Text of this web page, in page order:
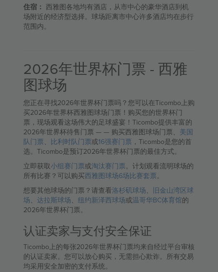
住宿： 西雅图各地均有酒店，从市中心的豪华酒店到机
场附近的经济型选择。球场距离市中心许多酒店均在步行
范围内。
2026年世界杯门票 - 西雅
图球场
您正在寻找2026年世界杯门票吗？您可以在Ticombo上购
买2026年世界杯西雅图球场门票！购买您的世界杯门
票，现场观看这场伟大的足球盛宴！Ticombo提供丰富的
2026年世界杯待售门票 — — 购买西雅图球场门票、 美国
队门票、 比利时队门票或16强赛门票 ，Ticombo是您的首
选。Ticombo是预订2026年世界杯门票的最佳方式。
立即获取小组赛门票或淘汰赛门票。计划观看流明球场的
所有比赛？可以购买西雅图球场6场比赛套票。
想要其他球场的门票？请查看洛杉矶球场、
旧金山湾区球
场、 达拉斯球场、 纽约新泽西球场或温哥华BC体育馆的
2026年世界杯门票。
认证卖家与支付安全保证
Ticombo上的每张2026年世界杯门票均来自经过平台审核
的认证卖家。您可以放心购买，无需担心欺诈。所有交易
均采用安全加密的支付系统。